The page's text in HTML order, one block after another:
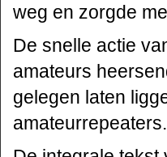
weg en zorgde
De snelle actie
amateurs
gelegen laten
amateurrepeaters.